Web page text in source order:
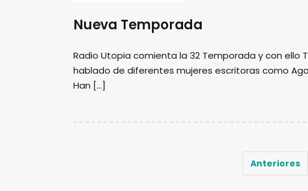
Nueva Temporada
Radio Utopia comienta la 32 Temporada y con
hablado de diferentes mujeres escritoras como
Han […]
Anteriores